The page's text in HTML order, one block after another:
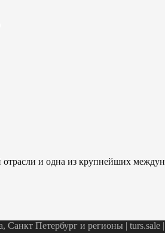
отрасли и одна из крупнейших
Петербург и регионы | turs.sale |